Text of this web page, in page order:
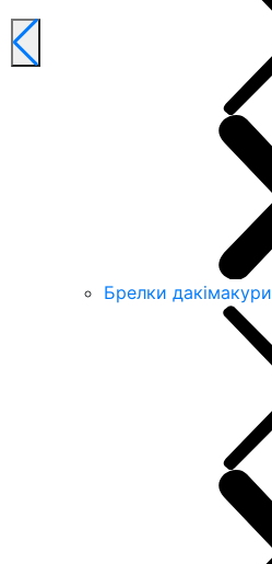
Брелки дакімакури